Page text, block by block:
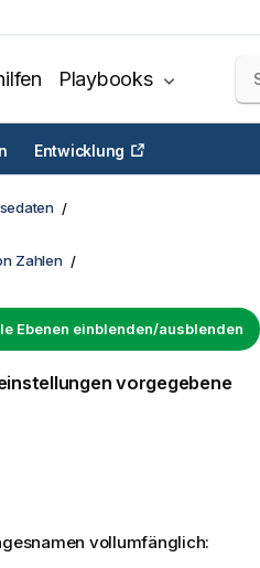
Playbooks
Entwicklung
Zahlen
Ebenen einblenden/ausblenden
vorgegebene
vollumfänglich: